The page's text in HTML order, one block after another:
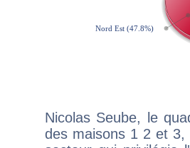
Nicolas Seube, le
des maisons 1 2 et